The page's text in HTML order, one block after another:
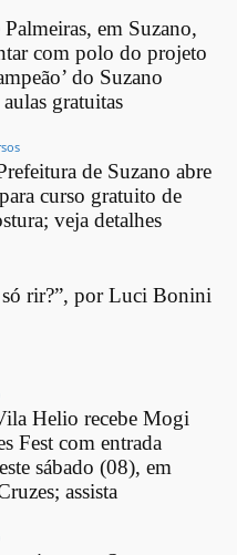
em Suzano,
com polo do projeto
do Suzano
gratuitas
de Suzano abre
curso gratuito de
veja detalhes
rir?”, por Luci Bonini
Helio recebe Mogi
Fest com entrada
sábado (08), em
assista